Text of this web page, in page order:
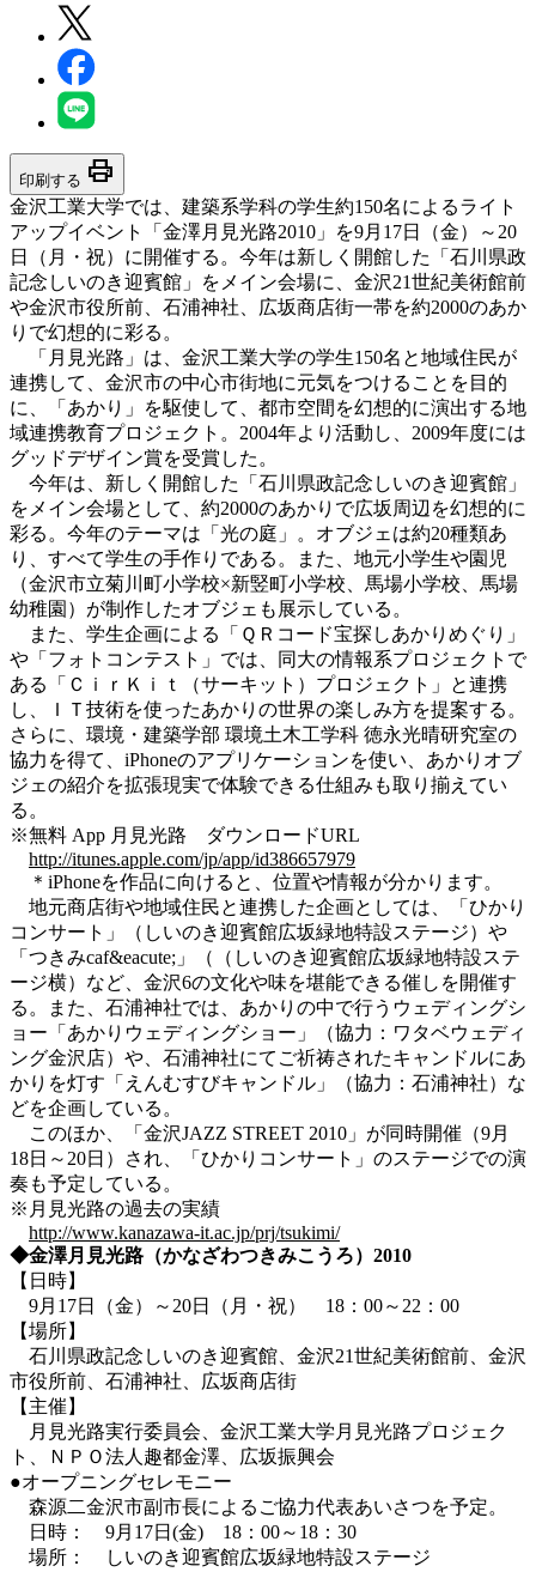
印刷する print
金沢工業大学では、建築系学科の学生約150名によるライト
アップイベント「金澤月見光路2010」を9月17日（金）～20
日（月・祝）に開催する。今年は新しく開館した「石川県政
記念しいのき迎賓館」をメイン会場に、金沢21世紀美術館前
や金沢市役所前、石浦神社、広坂商店街一帯を約2000のあか
りで幻想的に彩る。
「月見光路」は、金沢工業大学の学生150名と地域住民が
連携して、金沢市の中心市街地に元気をつけることを目的
に、「あかり」を駆使して、都市空間を幻想的に演出する地
域連携教育プロジェクト。2004年より活動し、2009年度には
グッドデザイン賞を受賞した。
今年は、新しく開館した「石川県政記念しいのき迎賓館」
をメイン会場として、約2000のあかりで広坂周辺を幻想的に
彩る。今年のテーマは「光の庭」。オブジェは約20種類あ
り、すべて学生の手作りである。また、地元小学生や園児
（金沢市立菊川町小学校×新竪町小学校、馬場小学校、馬場
幼稚園）が制作したオブジェも展示している。
また、学生企画による「ＱＲコード宝探しあかりめぐり」
や「フォトコンテスト」では、同大の情報系プロジェクトで
ある「ＣｉｒＫｉｔ（サーキット）プロジェクト」と連携
し、ＩＴ技術を使ったあかりの世界の楽しみ方を提案する。
さらに、環境・建築学部 環境土木工学科 徳永光晴研究室の
協力を得て、iPhoneのアプリケーションを使い、あかりオブ
ジェの紹介を拡張現実で体験できる仕組みも取り揃えてい
る。
※無料 App 月見光路 ダウンロードURL
http://itunes.apple.com/jp/app/id386657979
＊iPhoneを作品に向けると、位置や情報が分かります。
地元商店街や地域住民と連携した企画としては、「ひかり
コンサート」（しいのき迎賓館広坂緑地特設ステージ）や
「つきみcaf&eacute;」（（しいのき迎賓館広坂緑地特設ステ
ージ横）など、金沢6の文化や味を堪能できる催しを開催す
る。また、石浦神社では、あかりの中で行うウェディングシ
ョー「あかりウェディングショー」（協力：ワタベウェディ
ング金沢店）や、石浦神社にてご祈祷されたキャンドルにあ
かりを灯す「えんむすびキャンドル」（協力：石浦神社）な
どを企画している。
このほか、「金沢JAZZ STREET 2010」が同時開催（9月
18日～20日）され、「ひかりコンサート」のステージでの演
奏も予定している。
※月見光路の過去の実績
http://www.kanazawa-it.ac.jp/prj/tsukimi/
◆金澤月見光路（かなざわつきみこうろ）2010
【日時】
9月17日（金）～20日（月・祝） 18：00～22：00
【場所】
石川県政記念しいのき迎賓館、金沢21世紀美術館前、金沢
市役所前、石浦神社、広坂商店街
【主催】
月見光路実行委員会、金沢工業大学月見光路プロジェク
ト、ＮＰＯ法人趣都金澤、広坂振興会
●オープニングセレモニー
森源二金沢市副市長によるご協力代表あいさつを予定。
日時： 9月17日(金) 18：00～18：30
場所： しいのき迎賓館広坂緑地特設ステージ